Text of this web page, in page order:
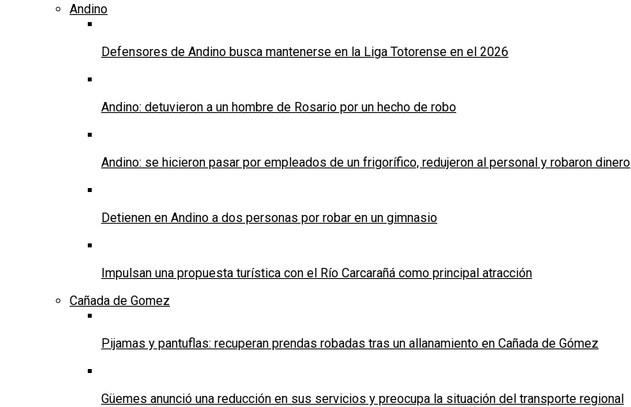
Andino
Defensores de Andino busca mantenerse en la Liga Totorense en el 2026
Andino: detuvieron a un hombre de Rosario por un hecho de robo
Andino: se hicieron pasar por empleados de un frigorífico, redujeron al personal y robaron dinero
Detienen en Andino a dos personas por robar en un gimnasio
Impulsan una propuesta turística con el Río Carcarañá como principal atracción
Cañada de Gomez
Pijamas y pantuflas: recuperan prendas robadas tras un allanamiento en Cañada de Gómez
Güemes anunció una reducción en sus servicios y preocupa la situación del transporte regional